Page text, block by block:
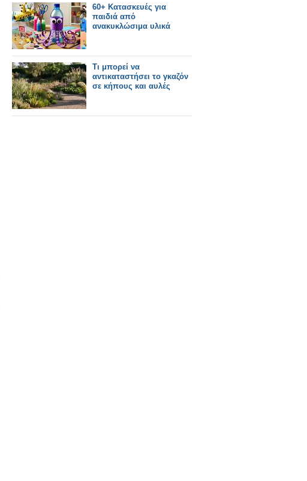
60+ Κατασκευές για
παιδιά από
ανακυκλώσιμα υλικά
Τι μπορεί να
αντικαταστήσει το γκαζόν
σε κήπους και αυλές